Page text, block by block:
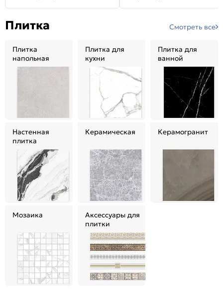
Плитка Смотреть все
Плитка
напольная
Плитка для
кухни
Плитка для
ванной
Настенная
плитка
Керамическая Керамогранит
Мозаика
Аксессуары для
плитки